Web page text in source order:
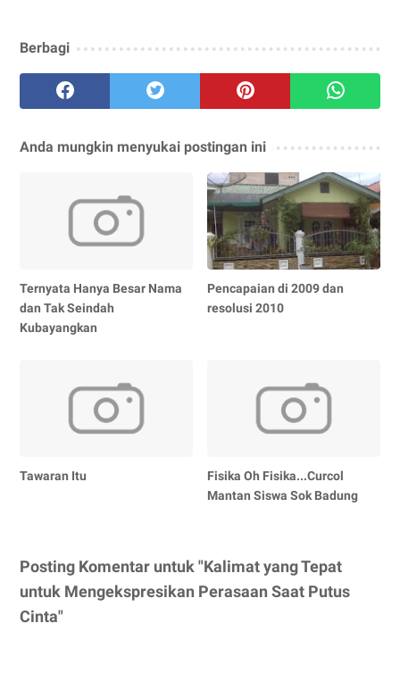
Berbagi
Anda mungkin menyukai postingan ini
Ternyata Hanya Besar Nama
dan Tak Seindah
Kubayangkan
Pencapaian di 2009 dan
resolusi 2010
Tawaran Itu
Fisika Oh Fisika...Curcol
Mantan Siswa Sok Badung
Posting Komentar untuk "Kalimat yang Tepat
untuk Mengekspresikan Perasaan Saat Putus
Cinta"